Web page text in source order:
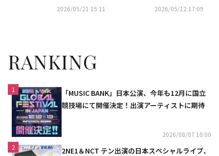
新ドラマ「50%の人生リスター
2026/05/21 15:11
グ」メインポスター＆予告編を
2026/05/12 17:09
RANKING
1
「MUSIC BANK」日本公演、今年も12月に国立
競技場にて開催決定！出演アーティストに期待
2026/08/07 10:00
2
2NE1＆NCT テン出演の日本スペシャルライブ、